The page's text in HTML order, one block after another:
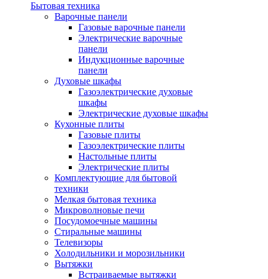
Бытовая техника
Варочные панели
Газовые варочные панели
Электрические варочные
панели
Индукционные варочные
панели
Духовые шкафы
Газоэлектрические духовые
шкафы
Электрические духовые шкафы
Кухонные плиты
Газовые плиты
Газоэлектрические плиты
Настольные плиты
Электрические плиты
Комплектующие для бытовой
техники
Мелкая бытовая техника
Микроволновые печи
Посудомоечные машины
Стиральные машины
Телевизоры
Холодильники и морозильники
Вытяжки
Встраиваемые вытяжки